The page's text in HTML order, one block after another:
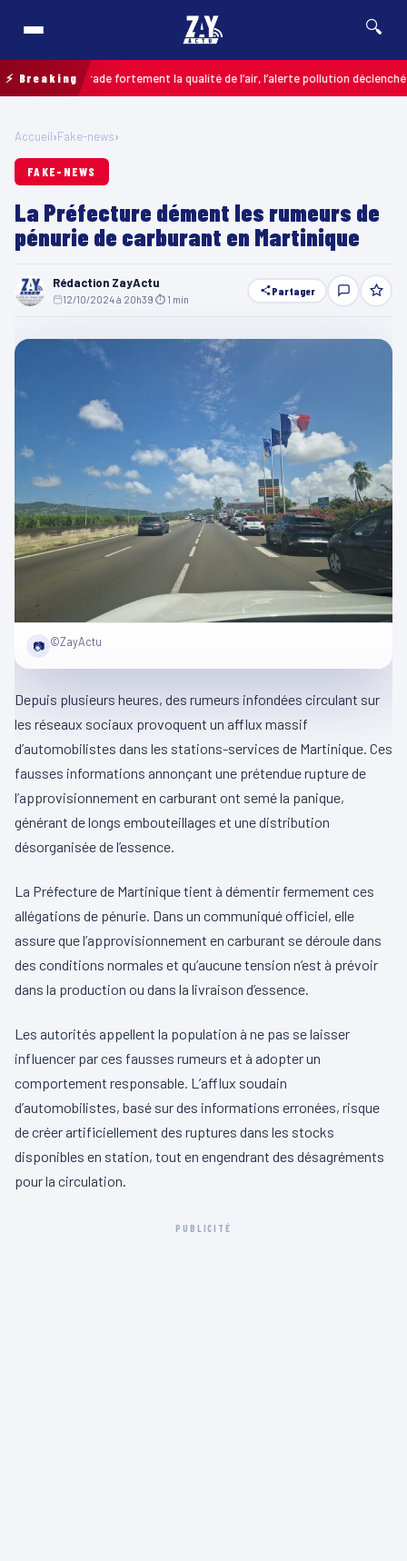
🔍
⚡ Breaking
dégrade fortement la qualité de l’air, l’alerte pollution déclenchée
Accueil›Fake-news›
FAKE-NEWS
La Préfecture dément les rumeurs de
pénurie de carburant en Martinique
Rédaction ZayActu
12/10/2024 à 20h39 ⏱ 1 min
Partager
📷 ©ZayActu
Depuis plusieurs heures, des rumeurs infondées circulant sur
les réseaux sociaux provoquent un afflux massif
d’automobilistes dans les stations-services de Martinique. Ces
fausses informations annonçant une prétendue rupture de
l’approvisionnement en carburant ont semé la panique,
générant de longs embouteillages et une distribution
désorganisée de l’essence.
La Préfecture de Martinique tient à démentir fermement ces
allégations de pénurie. Dans un communiqué officiel, elle
assure que l’approvisionnement en carburant se déroule dans
des conditions normales et qu’aucune tension n’est à prévoir
dans la production ou dans la livraison d’essence.
Les autorités appellent la population à ne pas se laisser
influencer par ces fausses rumeurs et à adopter un
comportement responsable. L’afflux soudain
d’automobilistes, basé sur des informations erronées, risque
de créer artificiellement des ruptures dans les stocks
disponibles en station, tout en engendrant des désagréments
pour la circulation.
PUBLICITÉ